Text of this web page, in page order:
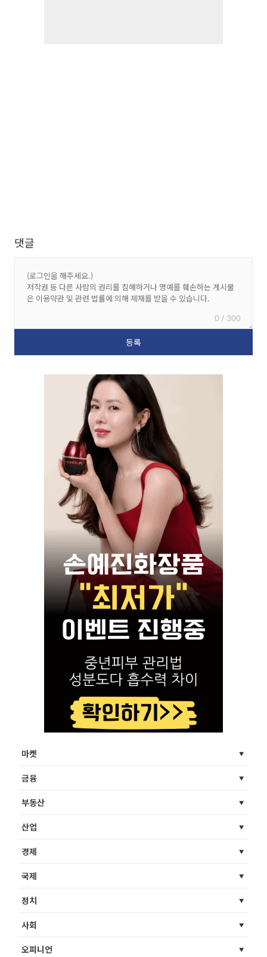
댓글
0 / 300
마켓
금융
부동산
산업
경제
국제
정치
사회
오피니언